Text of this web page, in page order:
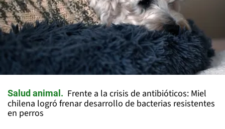
Salud animal
Frente a la crisis de antibióticos: Miel
chilena logró frenar desarrollo de bacterias resistentes
en perros